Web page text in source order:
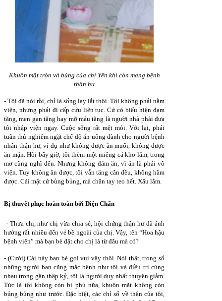
Khuôn mặt tròn và bủng của chị Yến khi còn mang bệnh
thân hư
- Tôi đã nói rồi, chỉ là sống lay lắt thôi. Tôi không phải nằm
viện, nhưng phải đi cấp cứu liên tục. Cứ có biểu hiện đạm
tăng, men gan tăng hay mỡ máu tăng là người nhà phải đưa
tôi nhập viện ngay. Cuộc sống rất mệt mỏi. Với lại, phải
tuân thủ nghiêm ngặt chế độ ăn uống dành cho người bệnh
nhân thận hư, ví dụ như không được ăn muối, không được
ăn mặn. Hồi bấy giờ, tôi thèm một miếng cá kho lắm, trong
mơ cũng nghĩ đến. Nhưng không dám ăn, vì ăn là phải vô
viện. Tuy không ăn được, tôi vẫn tăng cân đều, không hãm
được. Cái mặt cứ bủng bủng, mà chân tay teo hết. Xấu lắm.
Bị thuyết phục hoàn toàn bởi Diện Chẩn
- Thưa chị, như chị vừa chia sẻ, hội chứng thận hư đã ảnh
hưởng rất nhiều đến vẻ bề ngoài của chị. Vậy, tên “Hoa hậu
bệnh viện” mà bạn bè đặt cho chị là từ đâu mà có?
- (Cười) Cái này bạn bè gọi vui vậy thôi. Nói thật, trong số
những người bạn cũng mắc bệnh như tôi và điều trị cùng
nhau trong gần thập kỷ, tôi là người duy nhất thuyên giảm.
Tức là tôi không còn bị phù nữa, khuôn mặt không còn
bủng bủng như trước. Đặc biệt, các chỉ số về thận của tôi,